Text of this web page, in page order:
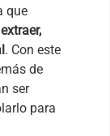
que
extraer,
. Con este
de
ser
para